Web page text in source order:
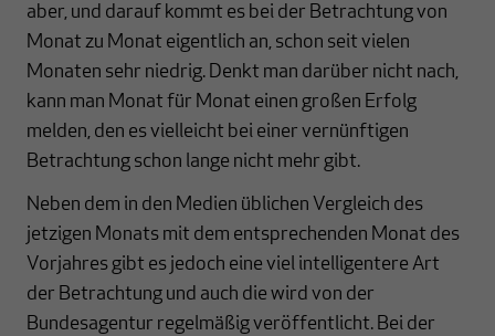
aber, und darauf kommt es bei der Betrachtung von
Monat zu Monat eigentlich an, schon seit vielen
Monaten sehr niedrig. Denkt man darüber nicht nach,
kann man Monat für Monat einen großen Erfolg
melden, den es vielleicht bei einer vernünftigen
Betrachtung schon lange nicht mehr gibt.
Neben dem in den Medien üblichen Vergleich des
jetzigen Monats mit dem entsprechenden Monat des
Vorjahres gibt es jedoch eine viel intelligentere Art
der Betrachtung und auch die wird von der
Bundesagentur regelmäßig veröffentlicht. Bei der